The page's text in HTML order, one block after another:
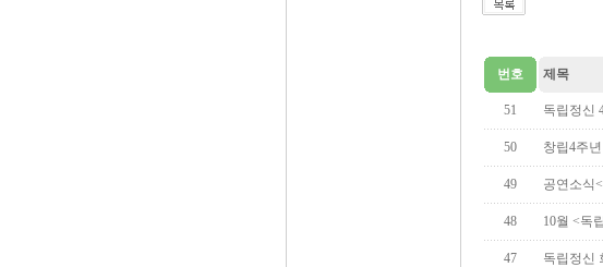
번호 제목
51 독립정신
50 창립4주
49 공연소식
48 10월 <독
47 독립정신